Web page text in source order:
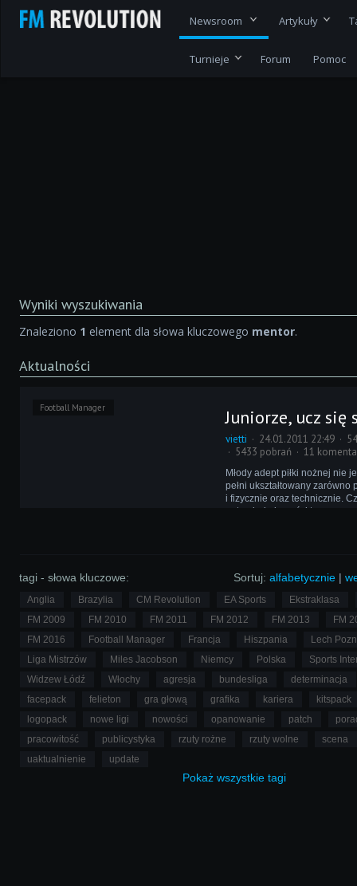
Newsroom Artykuły
Turnieje Forum Pomoc
Wyniki wyszukiwania
Znaleziono 1 element dla słowa kluczowego mentor.
Aktualności
Football Manager Juniorze, ucz się
vietti 24.01.2011 22:49
5433 pobrań
11
Młody adept piłki nożnej nie
pełni ukształtowany zarówno
i fizycznie oraz technicznie.
potrzebuje kogoś, kto
Sortuj: alfabetycznie |
tagi - słowa kluczowe:
Anglia Brazylia CM Revolution EA Sports
Ekstraklasa
FM 2009
FM 2010 FM 2011 FM 2012 FM 2013
FM
FM 2016
Football Manager Francja Hiszpania
Lech
Liga Mistrzów
Miles Jacobson Niemcy Polska
Sports
Widzew Łódź
Włochy agresja bundesliga
determinacja
facepack
felieton gra głową grafika kariera
kitspack
logopack
nowe ligi nowości opanowanie patch
pracowitość
publicystyka rzuty rożne rzuty wolne
scena
uaktualnienie
update
Pokaż wszystkie tagi